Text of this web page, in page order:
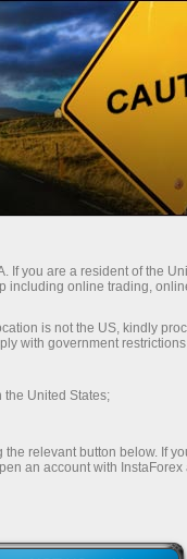
among traders
in a demo
right now and
ones!
If you are a resident of the
including online trading,
is not the US, kindly
with government
United States;
relevant button below. If
an account with InstaForex